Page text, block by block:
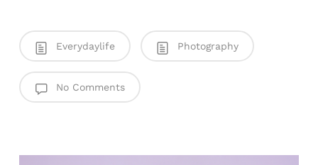
Everydaylife Photography
No Comments